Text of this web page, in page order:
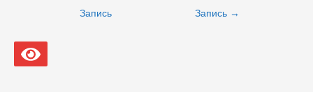
Запись
Запись →